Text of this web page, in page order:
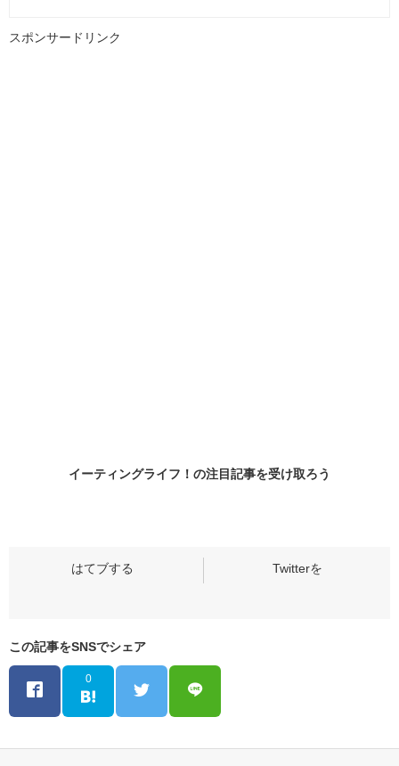
スポンサードリンク
イーティングライフ！の注目記事を受け取ろう
この記事をSNSでシェア
0